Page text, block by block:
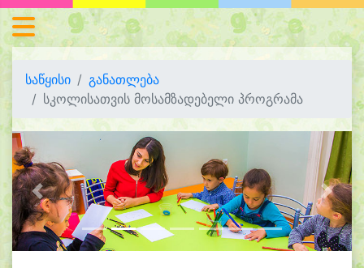
საწყისი
განათლება
სკოლისათვის მოსამზადებელი პროგრამა
Previous Next